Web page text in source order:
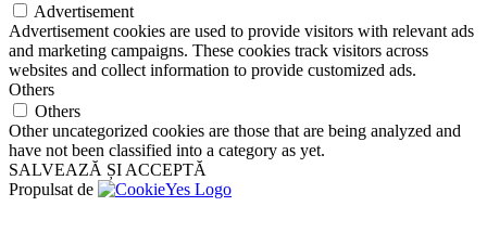
Advertisement
Advertisement cookies are used to provide visitors with relevant ads
and marketing campaigns. These cookies track visitors across
websites and collect information to provide customized ads.
Others
Others
Other uncategorized cookies are those that are being analyzed and
have not been classified into a category as yet.
SALVEAZĂ ȘI ACCEPTĂ
Propulsat de